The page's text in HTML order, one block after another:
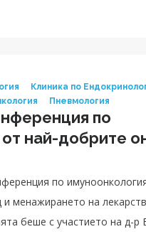
Клиника по
Пневмология
по
най-добрите
имуноонкология беше обсъдена
менажирането на
беше с участието на д-р